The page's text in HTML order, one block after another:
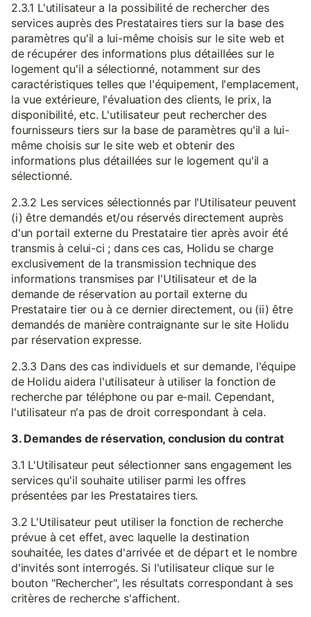
2.3.1 L'utilisateur a la possibilité de rechercher des
services auprès des Prestataires tiers sur la base des
paramètres qu'il a lui-même choisis sur le site web et
de récupérer des informations plus détaillées sur le
logement qu'il a sélectionné, notamment sur des
caractéristiques telles que l'équipement, l'emplacement,
la vue extérieure, l'évaluation des clients, le prix, la
disponibilité, etc. L'utilisateur peut rechercher des
fournisseurs tiers sur la base de paramètres qu'il a lui-
même choisis sur le site web et obtenir des
informations plus détaillées sur le logement qu'il a
sélectionné.
2.3.2 Les services sélectionnés par l'Utilisateur peuvent
(i) être demandés et/ou réservés directement auprès
d'un portail externe du Prestataire tier après avoir été
transmis à celui-ci ; dans ces cas, Holidu se charge
exclusivement de la transmission technique des
informations transmises par l'Utilisateur et de la
demande de réservation au portail externe du
Prestataire tier ou à ce dernier directement, ou (ii) être
demandés de manière contraignante sur le site Holidu
par réservation expresse.
2.3.3 Dans des cas individuels et sur demande, l'équipe
de Holidu aidera l'utilisateur à utiliser la fonction de
recherche par téléphone ou par e-mail. Cependant,
l'utilisateur n'a pas de droit correspondant à cela.
3. Demandes de réservation, conclusion du contrat
3.1 L'Utilisateur peut sélectionner sans engagement les
services qu'il souhaite utiliser parmi les offres
présentées par les Prestataires tiers.
3.2 L'Utilisateur peut utiliser la fonction de recherche
prévue à cet effet, avec laquelle la destination
souhaitée, les dates d'arrivée et de départ et le nombre
d'invités sont interrogés. Si l'utilisateur clique sur le
bouton "Rechercher", les résultats correspondant à ses
critères de recherche s'affichent.